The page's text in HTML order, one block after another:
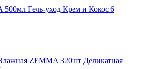
500мл Гeль-уход Крем и Кокос 6